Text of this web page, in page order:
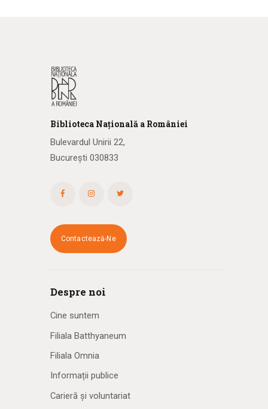
Biblioteca Națională a României
Bulevardul Unirii 22,
București 030833
Contactează-Ne
Despre noi
Cine suntem
Filiala Batthyaneum
Filiala Omnia
Informații publice
Carieră și voluntariat